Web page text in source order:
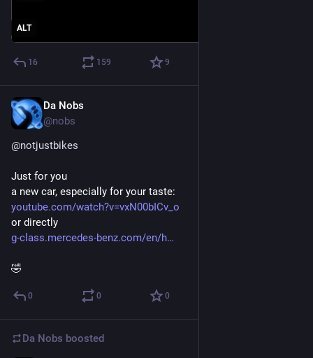
ALT
16 159 9
Da Nobs
@nobs
@notjustbikes
Just for you
a new car, especially for your taste:
youtube.com/watch?v=vxN00bICv_o
or directly
g-class.mercedes-benz.com/en/h
🤣
0 0 0
Da Nobs boosted